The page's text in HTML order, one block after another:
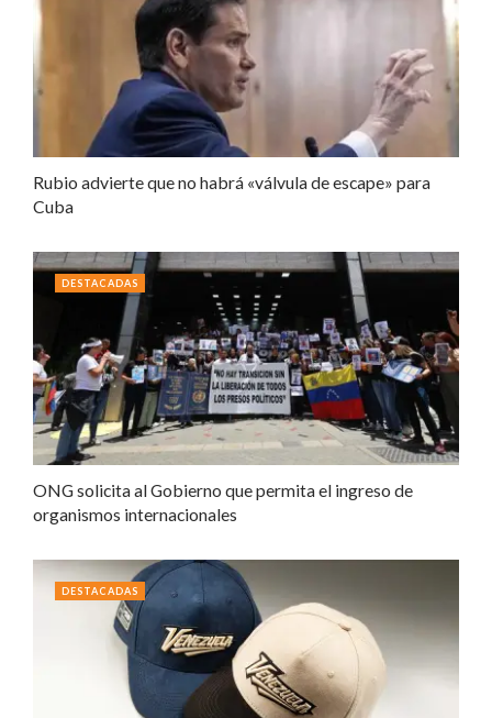
Rubio advierte que no habrá «válvula de escape» para
Cuba
ONG solicita al Gobierno que permita el ingreso de
organismos internacionales
DESTACADAS
DESTACADAS